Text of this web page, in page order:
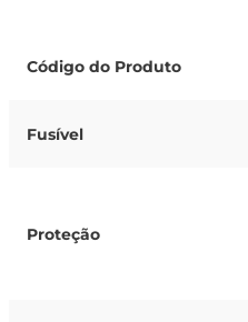
Código do Produto
Fusível
Proteção